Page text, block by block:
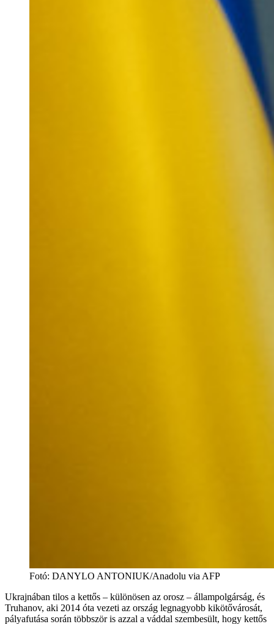
Fotó: DANYLO ANTONIUK/Anadolu via AFP
Ukrajnában tilos a kettős – különösen az orosz – állampolgárság, és
Truhanov, aki 2014 óta vezeti az ország legnagyobb kikötővárosát,
pályafutása során többször is azzal a váddal szembesült, hogy kettős